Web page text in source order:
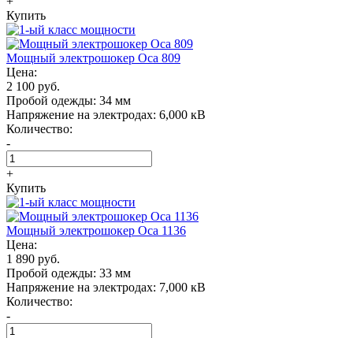
Купить
Мощный электрошокер Oса 809
Цена:
2 100 руб.
Пробой одежды: 34 мм
Напряжение на электродах: 6,000 кВ
Количество:
-
+
Купить
Мощный электрошокер Oса 1136
Цена:
1 890 руб.
Пробой одежды: 33 мм
Напряжение на электродах: 7,000 кВ
Количество:
-